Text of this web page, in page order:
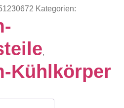
Kategorien:
,
Kühlkörper